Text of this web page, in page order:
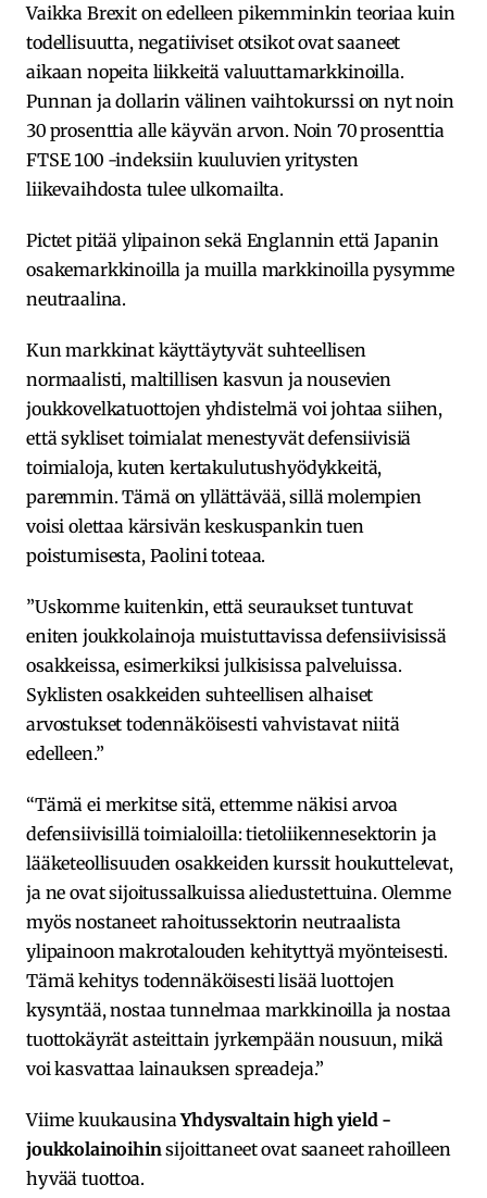
Vaikka Brexit on edelleen pikemminkin teoriaa kuin
todellisuutta, negatiiviset otsikot ovat saaneet
aikaan nopeita liikkeitä valuuttamarkkinoilla.
Punnan ja dollarin välinen vaihtokurssi on nyt noin
30 prosenttia alle käyvän arvon. Noin 70 prosenttia
FTSE 100 -indeksiin kuuluvien yritysten
liikevaihdosta tulee ulkomailta.
Pictet pitää ylipainon sekä Englannin että Japanin
osakemarkkinoilla ja muilla markkinoilla pysymme
neutraalina.
Kun markkinat käyttäytyvät suhteellisen
normaalisti, maltillisen kasvun ja nousevien
joukkovelkatuottojen yhdistelmä voi johtaa siihen,
että sykliset toimialat menestyvät defensiivisiä
toimialoja, kuten kertakulutushyödykkeitä,
paremmin. Tämä on yllättävää, sillä molempien
voisi olettaa kärsivän keskuspankin tuen
poistumisesta, Paolini toteaa.
”Uskomme kuitenkin, että seuraukset tuntuvat
eniten joukkolainoja muistuttavissa defensiivisissä
osakkeissa, esimerkiksi julkisissa palveluissa.
Syklisten osakkeiden suhteellisen alhaiset
arvostukset todennäköisesti vahvistavat niitä
edelleen.”
“Tämä ei merkitse sitä, ettemme näkisi arvoa
defensiivisillä toimialoilla: tietoliikennesektorin ja
lääketeollisuuden osakkeiden kurssit houkuttelevat,
ja ne ovat sijoitussalkuissa aliedustettuina. Olemme
myös nostaneet rahoitussektorin neutraalista
ylipainoon makrotalouden kehityttyä myönteisesti.
Tämä kehitys todennäköisesti lisää luottojen
kysyntää, nostaa tunnelmaa markkinoilla ja nostaa
tuottokäyrät asteittain jyrkempään nousuun, mikä
voi kasvattaa lainauksen spreadeja.”
Viime kuukausinaYhdysvaltain high yield -
joukkolainoihin sijoittaneet ovat saaneet rahoilleen
hyvää tuottoa.